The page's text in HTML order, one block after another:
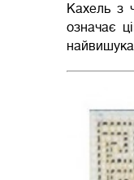
Кахель з
означає